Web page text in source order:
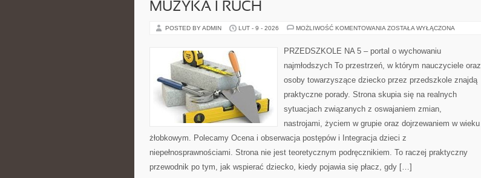
MUZYKA I RUCH
POSTED BY ADMIN LUT - 9 - 2026 MOŻLIWOŚĆ KOMENTOWANIA MUZYKA
ZOSTAŁA WYŁĄCZONA
PRZEDSZKOLE NA 5 – portal o wychowaniu
najmłodszych To przestrzeń, w którym nauczyciele oraz
osoby towarzyszące dziecko przez przedszkole znajdą
praktyczne porady. Strona skupia się na realnych
sytuacjach związanych z oswajaniem zmian,
nastrojami, życiem w grupie oraz dojrzewaniem w wieku
żłobkowym. Polecamy Ocena i obserwacja postępów i Integracja dzieci z
niepełnosprawnościami. Strona nie jest teoretycznym podręcznikiem. To raczej praktyczny
przewodnik po tym, jak wspierać dziecko, kiedy pojawia się płacz, gdy […]